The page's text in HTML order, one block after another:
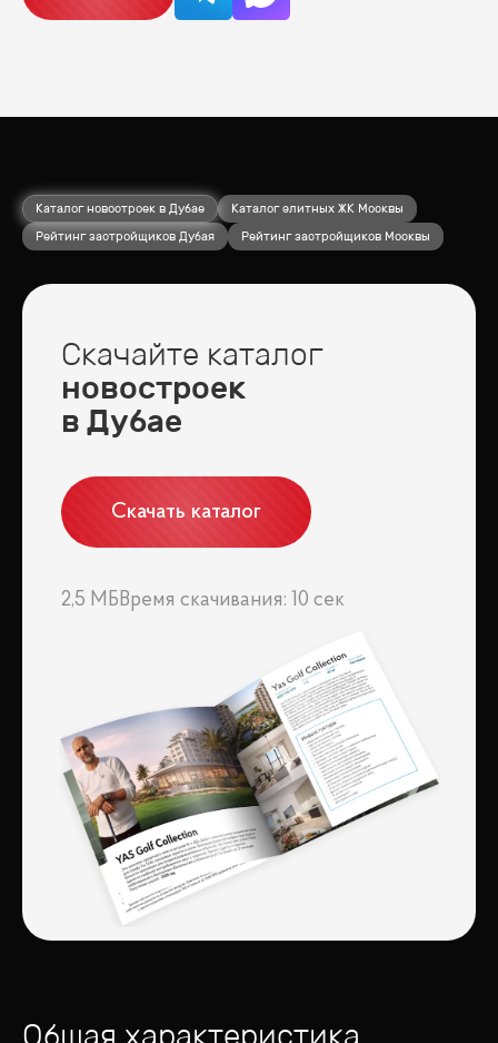
Каталог новостроек в Дубае
Каталог элитных ЖК Москвы
Рейтинг застройщиков Дубая
Рейтинг застройщиков Москвы
Скачайте каталог
новостроек
в Дубае
Скачать каталог
2,5 МБ Время скачивания: 10 сек